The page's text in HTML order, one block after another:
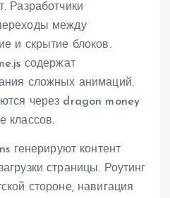
Разработчики
между
и скрытие блоков.
содержат
сложных анимаций.
через dragon money
классов.
генерируют контент
страницы. Роутинг
стороне, навигация